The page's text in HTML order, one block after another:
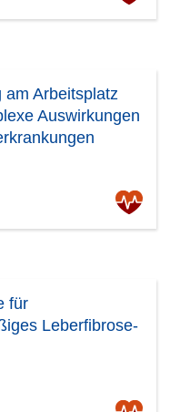
am Arbeitsplatz
Auswirkungen
für
Leberfibrose-